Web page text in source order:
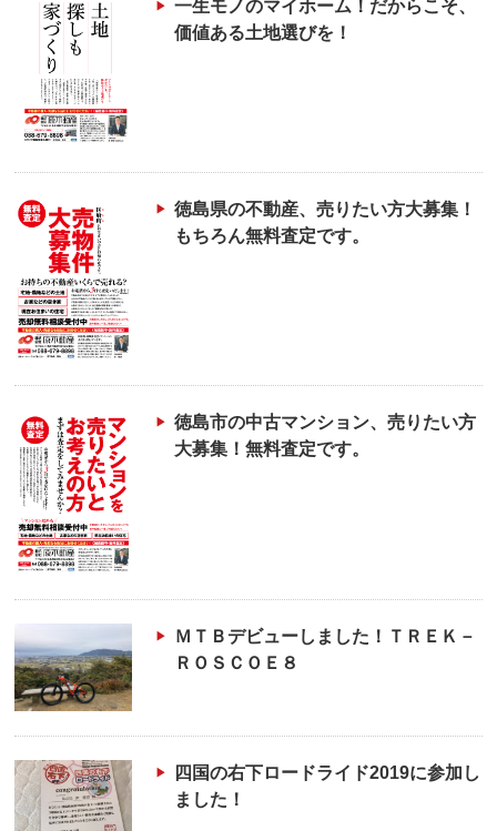
一生モノのマイホーム！だからこそ、
価値ある土地選びを！
徳島県の不動産、売りたい方大募集！
もちろん無料査定です。
徳島市の中古マンション、売りたい方
大募集！無料査定です。
ＭＴＢデビューしました！ＴＲＥＫ－
ＲＯＳＣＯＥ８
四国の右下ロードライド2019に参加し
ました！